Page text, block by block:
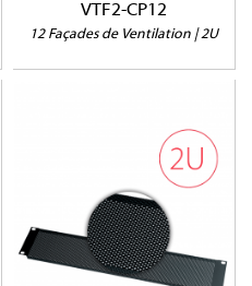
VTF2-CP12
12 Façades de Ventilation | 2U
VTF2
Ouverture à 25%